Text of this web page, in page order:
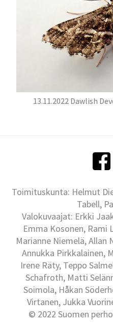
13.11.2022 Dawlish
Toimituskunta: Helmut
Tabell,
Valokuvaajat: Erkki
Emma Kosonen, Rami
Marianne Niemelä, Allan
Annukka Pirkkalainen,
Irene Räty, Teppo
Schafroth, Matti
Soimola, Håkan
Virtanen, Jukka
© 2022 Suomen